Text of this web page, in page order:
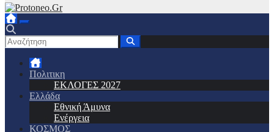
Πολιτικη
ΕΚΛΟΓΕΣ 2027
Ελλάδα
Εθνική Άμυνα
Ενέργεια
ΚΟΣΜΟΣ